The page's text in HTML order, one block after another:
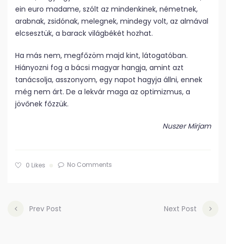
ein euro madame, szólt az mindenkinek, németnek,
arabnak, zsidónak, melegnek, mindegy volt, az almával
elcsesztük, a barack világbékét hozhat.
Ha más nem, megfőzöm majd kint, látogatóban.
Hiányozni fog a bácsi magyar hangja, amint azt
tanácsolja, asszonyom, egy napot hagyja állni, ennek
még nem árt. De a lekvár maga az optimizmus, a
jövőnek főzzük.
Nuszer Mirjam
0 Likes No Comments
Prev Post Next Post